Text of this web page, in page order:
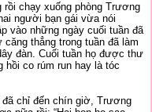
rồi chạy xuống phòng Trương
người bạn gái vừa nói
vào những ngày cuối tuần đã
thẳng trong tuần đã làm
đàn. Cuối tuần họ được thư
co rúm run hay là tóc
đã chỉ đến chín giờ, Trương